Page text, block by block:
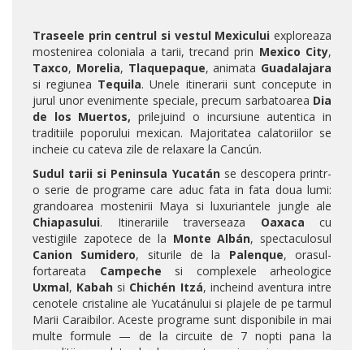
Traseele prin centrul si vestul Mexicului exploreaza
mostenirea coloniala a tarii, trecand prin Mexico City,
Taxco, Morelia, Tlaquepaque, animata Guadalajara
si regiunea Tequila. Unele itinerarii sunt concepute in
jurul unor evenimente speciale, precum sarbatoarea Dia
de los Muertos,prilejuind o incursiune autentica in
traditiile poporului mexican. Majoritatea calatoriilor se
incheie cu cateva zile de relaxare la Cancún.
Sudul tarii si Peninsula Yucatánse descopera printr-
o serie de programe care aduc fata in fata doua lumi:
grandoarea mostenirii Maya si luxuriantele jungle ale
Chiapasului. Itinerariile traverseaza Oaxaca cu
vestigiile zapotece de la Monte Albán, spectaculosul
Canion Sumidero, siturile de la Palenque, orasul-
fortareata Campeche si complexele arheologice
Uxmal, Kabah si Chichén Itzá, incheind aventura intre
cenotele cristaline ale Yucatánului si plajele de pe tarmul
Marii Caraibilor. Aceste programe sunt disponibile in mai
multe formule — de la circuite de 7 nopti pana la